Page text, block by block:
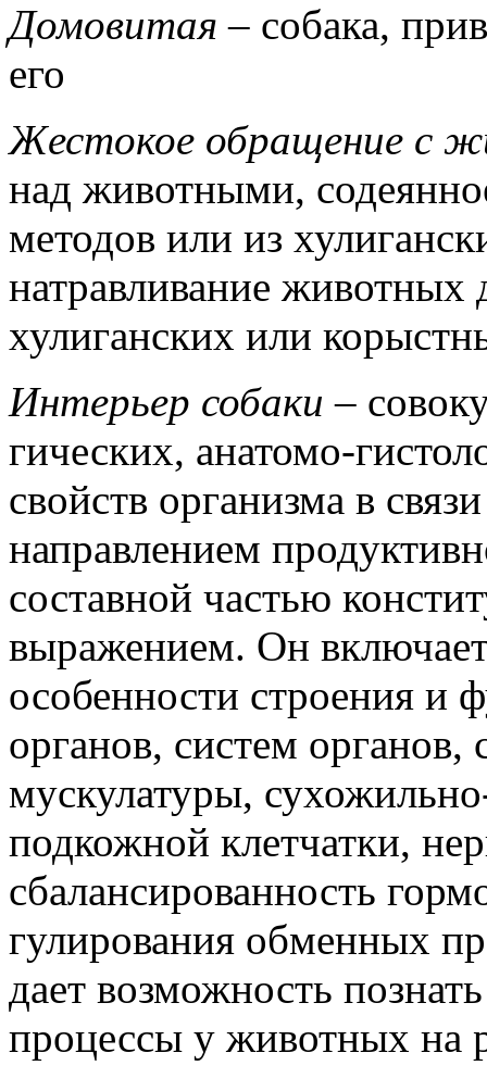
Домовитая – собака,
его
Жестокое обращение с
над животными,
методов или из
натравливание животных
хулиганских или
Интерьер собаки –
гических, анатомо-
свойств ор­ганизма в
направлением
составной частью
выражением. Он
особенности строения и
органов, систем органов,
мускулатуры,
подкожной клетчатки,
сбалансированность
гулирования обменных
дает воз­можность
процессы у животных на